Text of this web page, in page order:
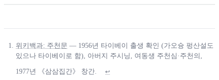
위키백과: 주천문 — 1956년 타이베이 출생 확인 (가오슝 펑산설도
있으나 타이베이로 함), 아버지 주시닝, 여동생 주천심·주천의,
1977년 《삼삼집간》 창간. ↩